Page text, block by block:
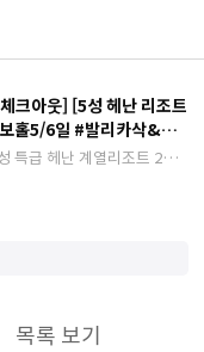
크아웃] [5성 헤난 리조트
홀5/6일 #발리카삭&나
동굴투어
특급 헤난 계열리조트 2박 +
목록 보기